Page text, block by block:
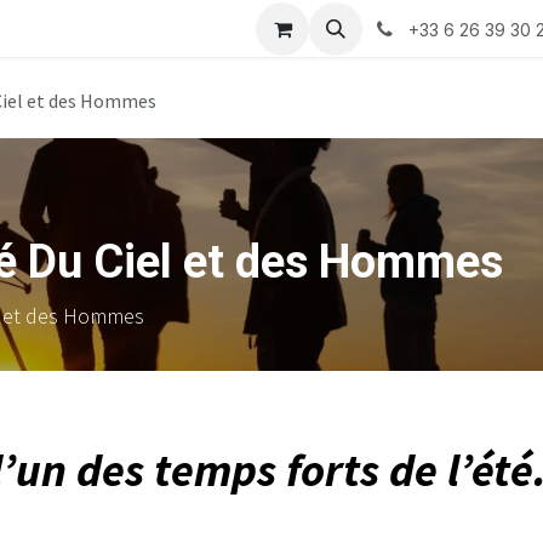
Rendez-vous Contactez-nous
+33 6 26 39 30
et des Hommes
Du Ciel et des Hommes
des Hommes
des temps forts de